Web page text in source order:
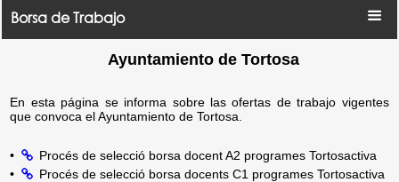
Borsa de Trabajo
Ayuntamiento de Tortosa
En esta página se informa sobre las ofertas de trabajo vigentes
que convoca el Ayuntamiento de Tortosa.
•
Procés de selecció borsa docent A2 programes Tortosactiva
•
Procés de selecció borsa docents C1 programes Tortosactiva